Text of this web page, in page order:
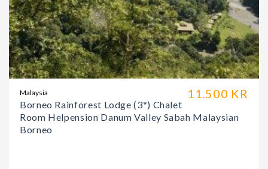
11.500 KR
Malaysia
Borneo Rainforest Lodge (3*) Chalet
Room Helpension Danum Valley Sabah Malaysian
Borneo